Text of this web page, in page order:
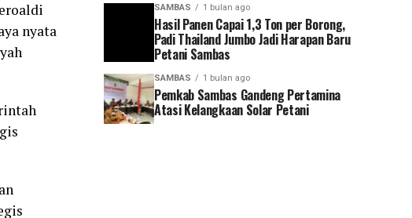
nyata
SAMBAS 1 bulan ago
Hasil Panen Capai 1,3 Ton per Borong,
Padi Thailand Jumbo Jadi Harapan Baru
Petani Sambas
SAMBAS 1 bulan ago
Pemkab Sambas Gandeng Pertamina
Atasi Kelangkaan Solar Petani